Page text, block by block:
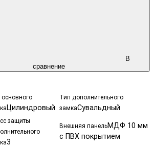
В
сравнение
основного
Цилиндровый
Тип дополнительного
замкаСувальдный
защиты
3
Внешняя панельМДФ 10 мм
с ПВХ покрытием